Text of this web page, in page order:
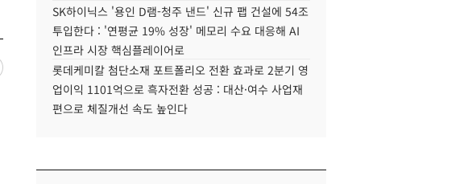
SK하이닉스 '용인 D램-청주 낸드' 신규 팹 건설에 54조
투입한다 : '연평균 19% 성장' 메모리 수요 대응해 AI
인프라 시장 핵심플레이어로
롯데케미칼 첨단소재 포트폴리오 전환 효과로 2분기 영
업이익 1101억으로 흑자전환 성공 : 대산·여수 사업재
편으로 체질개선 속도 높인다